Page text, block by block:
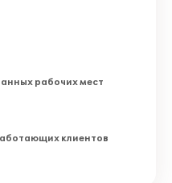
рабочих мест
клиентов